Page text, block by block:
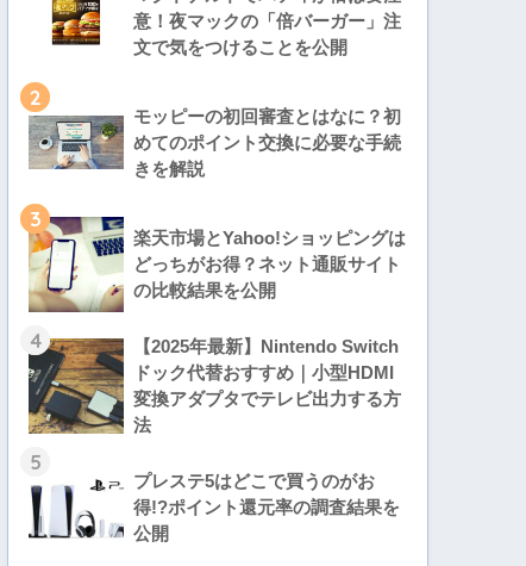
意！夜マックの「倍バーガー」注
文で気をつけることを公開
2
モッピーの初回審査とはなに？初
めてのポイント交換に必要な手続
きを解説
3
楽天市場とYahoo!ショッピングは
どっちがお得？ネット通販サイト
の比較結果を公開
4
【2025年最新】Nintendo Switch
ドック代替おすすめ｜小型HDMI
変換アダプタでテレビ出力する方
法
5
プレステ5はどこで買うのがお
得!?ポイント還元率の調査結果を
公開